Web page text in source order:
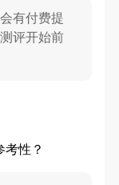
有付费提
评开始前
考性？